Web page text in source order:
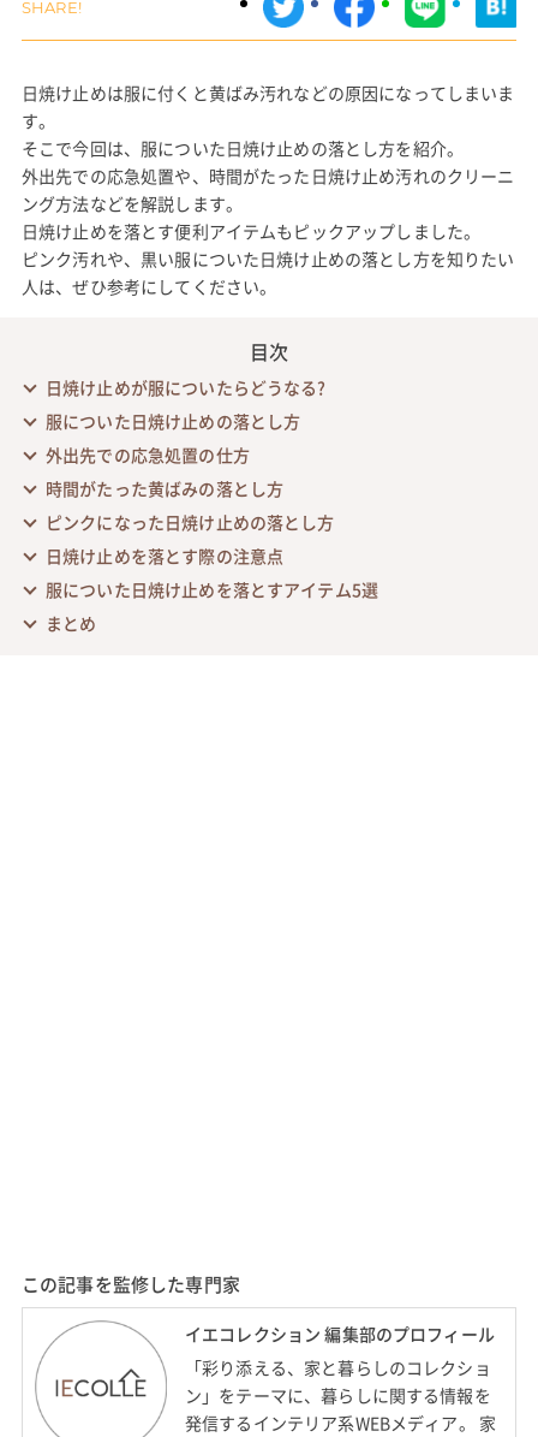
日焼け止めは服に付くと黄ばみ汚れなどの原因になってしまいま
す。
そこで今回は、服についた日焼け止めの落とし方を紹介。
外出先での応急処置や、時間がたった日焼け止め汚れのクリーニ
ング方法などを解説します。
日焼け止めを落とす便利アイテムもピックアップしました。
ピンク汚れや、黒い服についた日焼け止めの落とし方を知りたい
人は、ぜひ参考にしてください。
目次
日焼け止めが服についたらどうなる?
服についた日焼け止めの落とし方
外出先での応急処置の仕方
時間がたった黄ばみの落とし方
ピンクになった日焼け止めの落とし方
日焼け止めを落とす際の注意点
服についた日焼け止めを落とすアイテム5選
まとめ
この記事を監修した専門家
イエコレクション 編集部のプロフィール
「彩り添える、家と暮らしのコレクショ
ン」をテーマに、暮らしに関する情報を
発信するインテリア系WEBメディア。 家